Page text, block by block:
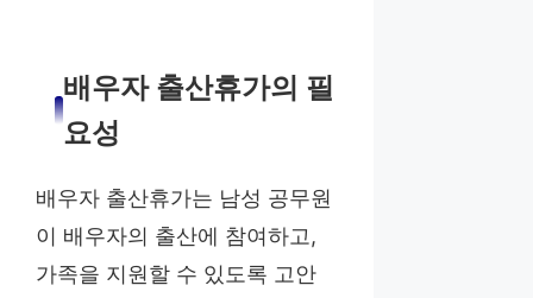
배우자 출산휴가의 필
요성
배우자 출산휴가는 남성 공무원
이 배우자의 출산에 참여하고,
가족을 지원할 수 있도록 고안